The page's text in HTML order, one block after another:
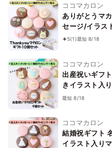
ココマカロン
ありがとうマ
セージ/イラス
5(1)最短 8/18
ココマカロン
出産祝いギフ
きイラスト入
最短 8/18
ココマカロン
結婚祝ギフト
イラスト入り